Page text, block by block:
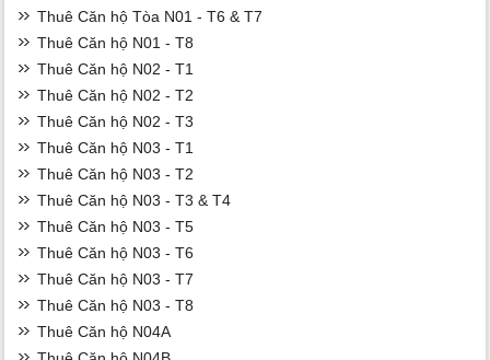
Thuê Căn hộ Tòa N01 - T6 & T7
Thuê Căn hộ N01 - T8
Thuê Căn hộ N02 - T1
Thuê Căn hộ N02 - T2
Thuê Căn hộ N02 - T3
Thuê Căn hộ N03 - T1
Thuê Căn hộ N03 - T2
Thuê Căn hộ N03 - T3 & T4
Thuê Căn hộ N03 - T5
Thuê Căn hộ N03 - T6
Thuê Căn hộ N03 - T7
Thuê Căn hộ N03 - T8
Thuê Căn hộ N04A